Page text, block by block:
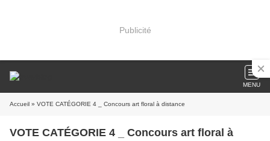
Publicité
MENU
Accueil » VOTE CATÉGORIE 4 _ Concours art floral à distance
VOTE CATÉGORIE 4 _ Concours art floral à